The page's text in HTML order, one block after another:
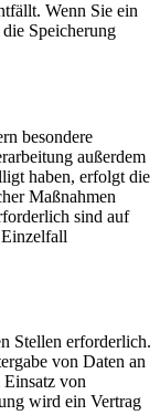
Wenn Sie ein
Speicherung
besondere
außerdem
haben, erfolgt die
Maßnahmen
sind auf
Stellen erforderlich.
von Daten an
von
wird ein Vertrag